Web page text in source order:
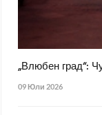
„Влюбен град“:
09 Юли 2026